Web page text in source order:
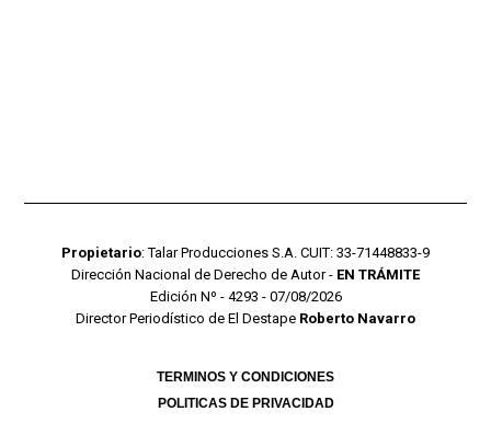
Propietario: Talar Producciones S.A. CUIT: 33-71448833-9
Dirección Nacional de Derecho de Autor - EN TRÁMITE
Edición Nº - 4293 - 07/08/2026
Director Periodístico de El Destape Roberto Navarro
TERMINOS Y CONDICIONES
POLITICAS DE PRIVACIDAD